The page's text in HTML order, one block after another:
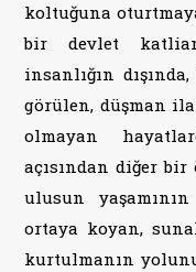
koltuğuna
bir devlet
insanlığın
görülen, düşman
olmayan
açısından diğer
ulusun
ortaya koyan,
kurtulmanın